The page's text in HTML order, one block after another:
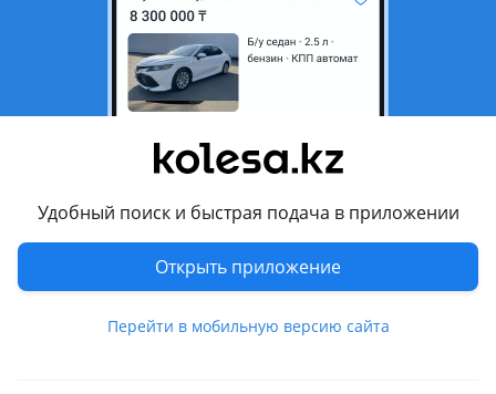
Удобный поиск и быстрая подача в приложении
Открыть приложение
Перейти в мобильную версию сайта
Комментарий продавца
Огромный выбор ассотримента по данной марке
автомобиля. Имеются новые и б/у оригинальные детали.
Поможем собрать, укомплектовать авто после дтп. По
заказу кузовные части от MOBIS на Huyndai KIA. Срок
доставки 10 дней, авиа доставка Корея-Казахстан.
Принимаем и отправляем заказы по всему Казахстану.